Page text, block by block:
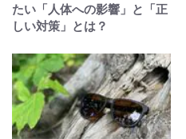
たい「人体への影響」と「正
しい対策」とは？